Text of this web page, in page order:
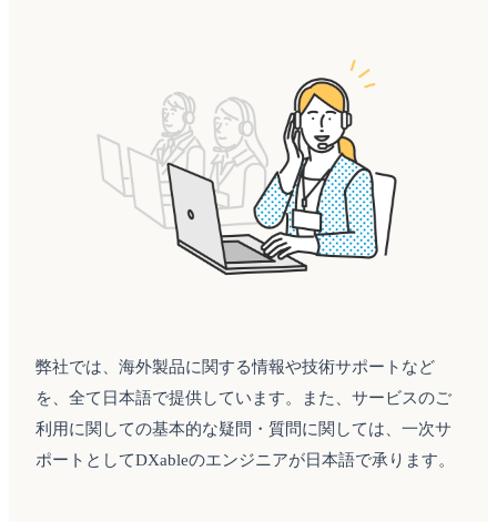
弊社では、海外製品に関する情報や技術サポートなど
を、全て日本語で提供しています。また、サービスのご
利用に関しての基本的な疑問・質問に関しては、一次サ
ポートとしてDXableのエンジニアが日本語で承ります。